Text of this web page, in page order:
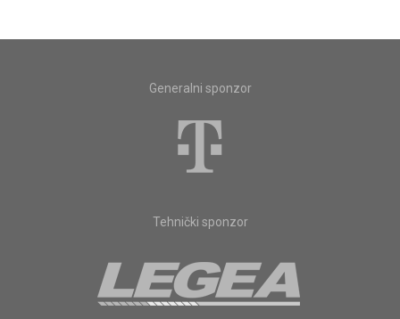
Generalni sponzor
Tehnički sponzor